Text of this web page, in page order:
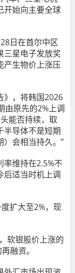
开始向主要全球
日在首尔中区
三星电子发放奖
产生物价上涨压
》，将韩国2026
由原先的2%上调
能否持续，取
半导体不是短期
会相当持久。”
率维持在2.5%不
后适当时机上调
扩大至2%，现
软银股价上涨的
融资。